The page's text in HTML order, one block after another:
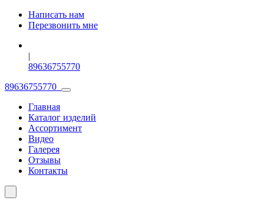
Написать нам
Перезвонить мне
|
89636755770
89636755770
Главная
Каталог изделий
Ассортимент
Видео
Галерея
Отзывы
Контакты